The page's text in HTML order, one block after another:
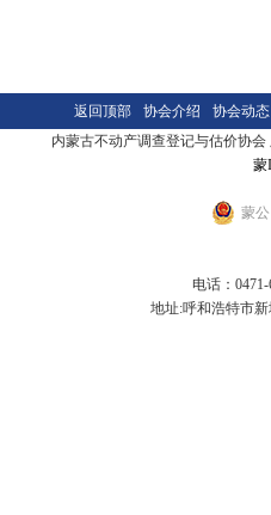
返回顶部 协会介绍
协会动态
内蒙古不动产调查登记与估价协
蒙
蒙公
电话：
地址:呼和浩特市